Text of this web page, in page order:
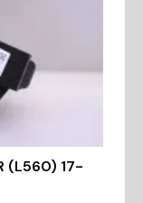
(L560) 17-